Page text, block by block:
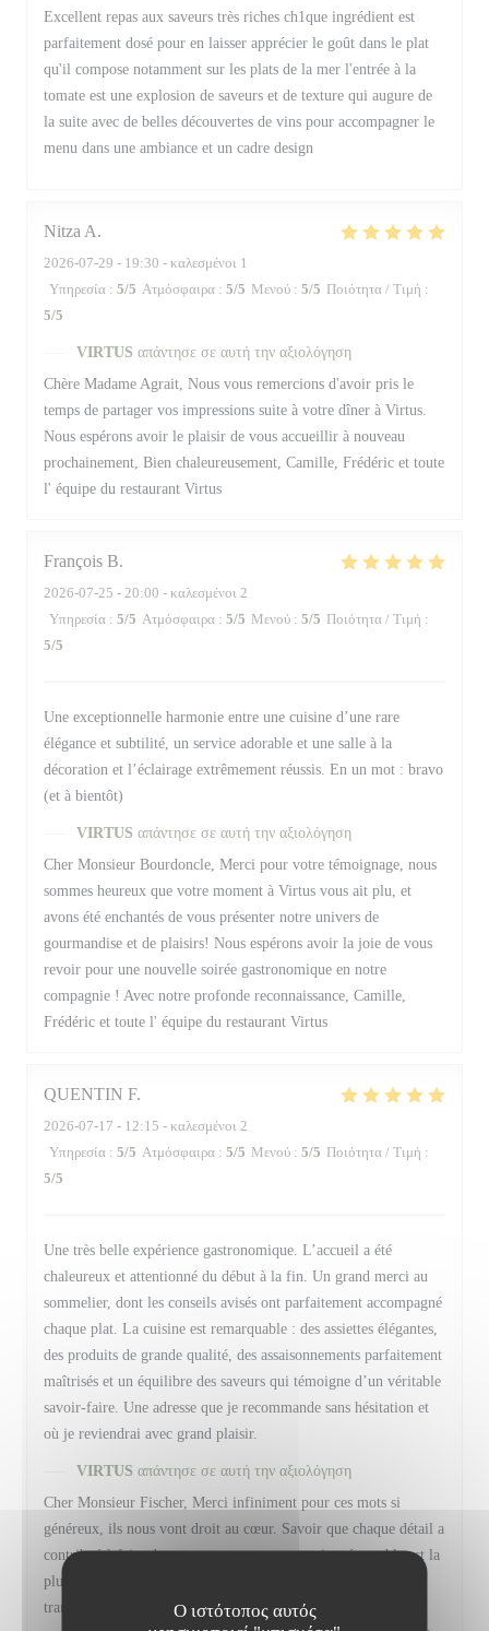
Ο ιστότοπος αυτός
Excellent repas aux saveurs très riches ch1que ingrédient est
parfaitement dosé pour en laisser apprécier le goût dans le plat
qu'il compose notamment sur les plats de la mer l'entrée à la
tomate est une explosion de saveurs et de texture qui augure de
la suite avec de belles découvertes de vins pour accompagner le
menu dans une ambiance et un cadre design
Nitza A
2026-07-29 - 19:30 - καλεσμένοι 1
Υπηρεσία : 5/5 Ατμόσφαιρα : 5/5 Μενού : 5/5 Ποιότητα / Τιμή :
5/5
VIRTUS απάντησε σε αυτή την αξιολόγηση
Chère Madame Agrait, Nous vous remercions d'avoir pris le
temps de partager vos impressions suite à votre dîner à Virtus.
Nous espérons avoir le plaisir de vous accueillir à nouveau
prochainement, Bien chaleureusement, Camille, Frédéric et toute
l' équipe du restaurant Virtus
François B
2026-07-25 - 20:00 - καλεσμένοι 2
Υπηρεσία : 5/5 Ατμόσφαιρα : 5/5 Μενού : 5/5 Ποιότητα / Τιμή :
5/5
Une exceptionnelle harmonie entre une cuisine d’une rare
élégance et subtilité, un service adorable et une salle à la
décoration et l’éclairage extrêmement réussis. En un mot : bravo
(et à bientôt)
VIRTUS απάντησε σε αυτή την αξιολόγηση
Cher Monsieur Bourdoncle, Merci pour votre témoignage, nous
sommes heureux que votre moment à Virtus vous ait plu, et
avons été enchantés de vous présenter notre univers de
gourmandise et de plaisirs! Nous espérons avoir la joie de vous
revoir pour une nouvelle soirée gastronomique en notre
compagnie ! Avec notre profonde reconnaissance, Camille,
Frédéric et toute l' équipe du restaurant Virtus
QUENTIN F
2026-07-17 - 12:15 - καλεσμένοι 2
Υπηρεσία : 5/5 Ατμόσφαιρα : 5/5 Μενού : 5/5 Ποιότητα / Τιμή :
5/5
Une très belle expérience gastronomique. L’accueil a été
chaleureux et attentionné du début à la fin. Un grand merci au
sommelier, dont les conseils avisés ont parfaitement accompagné
chaque plat. La cuisine est remarquable : des assiettes élégantes,
des produits de grande qualité, des assaisonnements parfaitement
maîtrisés et un équilibre des saveurs qui témoigne d’un véritable
savoir-faire. Une adresse que je recommande sans hésitation et
où je reviendrai avec grand plaisir.
VIRTUS απάντησε σε αυτή την αξιολόγηση
Cher Monsieur Fischer, Merci infiniment pour ces mots si
généreux, ils nous vont droit au cœur. Savoir que chaque détail a
contribué à faire de votre moment un souvenir mémorable est la
plus belle des récompenses pour toute notre équipe, et nous
transmettrons bien sûr vos compliments à Baptiste, notre